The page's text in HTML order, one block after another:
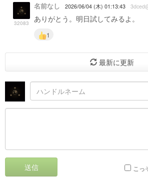
32083
名前なし 2026/06/04 (木) 01:13:43
ありがとう。明日試してみるよ。
1
最新に更新
送信 こっ